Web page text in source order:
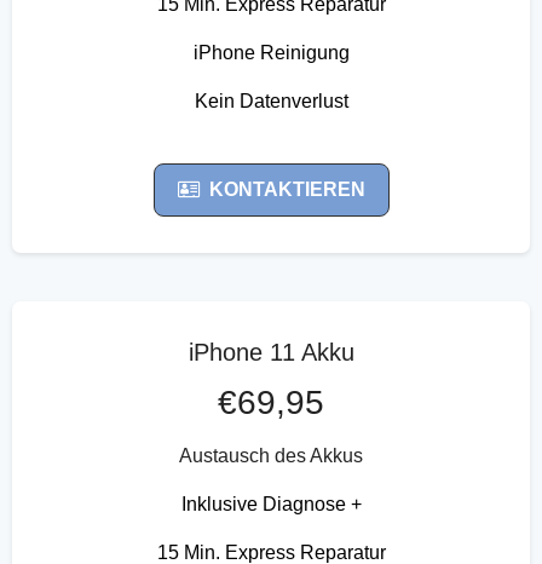
15 Min. Express Reparatur
iPhone Reinigung
Kein Datenverlust
KONTAKTIEREN
iPhone 11 Akku
€69,95
Austausch des Akkus
Inklusive Diagnose +
15 Min. Express Reparatur